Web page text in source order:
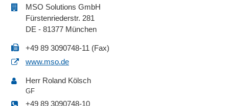
MSO Solutions GmbH
Fürstenriederstr. 281
DE - 81377 München
+49 89 3090748-11 (Fax)
www.mso.de
Herr Roland Kölsch
GF
+49 89 3090748-10